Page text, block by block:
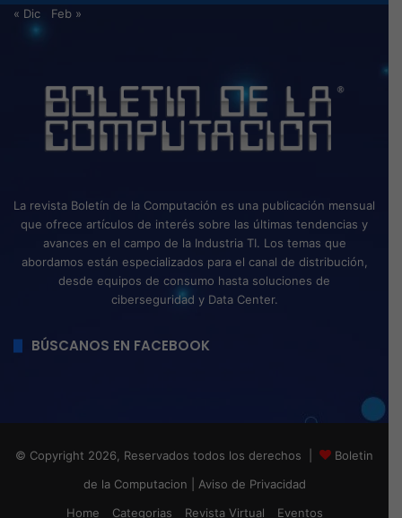
« Dic Feb »
La revista Boletín de la Computación es una publicación mensual
que ofrece artículos de interés sobre las últimas tendencias y
avances en el campo de la Industria TI. Los temas que
abordamos están especializados para el canal de distribución,
desde equipos de consumo hasta soluciones de
ciberseguridad y Data Center.
BÚSCANOS EN FACEBOOK
© Copyright 2026, Reservados todos los derechos |
Boletin
de la Computacion
Aviso de Privacidad
Home
Categorias Revista Virtual Eventos